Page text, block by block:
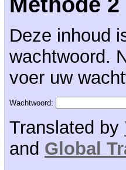
Deze inhoud
wachtwoord.
voer uw
Wachtwoord:
Translated by
and Global